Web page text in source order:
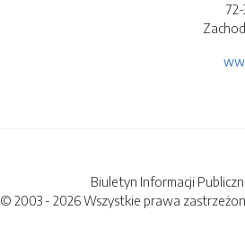
Biuletyn Informacji
© 2003 - 2026 Wszystkie prawa